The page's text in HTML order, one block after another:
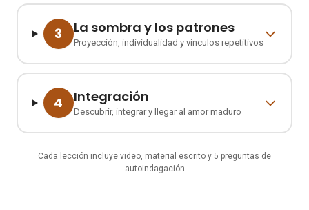
3 La sombra y los patrones
Proyección, individualidad y vínculos repetitivos
4 Integración
Descubrir, integrar y llegar al amor maduro
Cada lección incluye video, material escrito y 5 preguntas de
autoindagación